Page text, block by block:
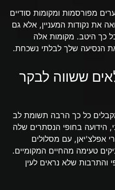
מפורסמות ומקומות סודיים
את נקודות המעניין, אלא גם
כך היטב. מקומות אלה
הנסיעה שלך לבלתי נשכחת.
ששווה לבקר
כל כך הרבה תשומת לב
הידועה בחופי הנסתרים שלה
אפלצ'יאן, עם מסלולים
טעימה מהחיים המקומיים.
והתרבות שלא נראים לעין